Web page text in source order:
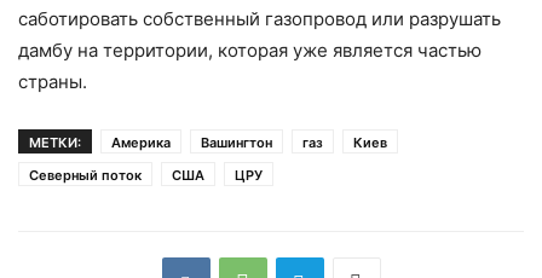
саботировать собственный газопровод или разрушать
дамбу на территории, которая уже является частью
страны.
МЕТКИ: Америка Вашингтон газ
Киев
Северный поток
США ЦРУ